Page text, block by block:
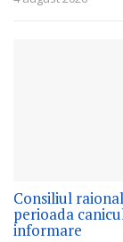
Consiliul
perioada
informare